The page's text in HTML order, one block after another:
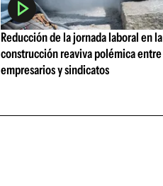
Reducción de la jornada laboral en la
construcción reaviva polémica entre
empresarios y sindicatos